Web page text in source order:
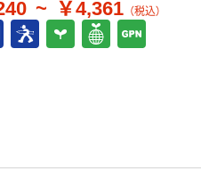
~ ￥4,361 （税込）